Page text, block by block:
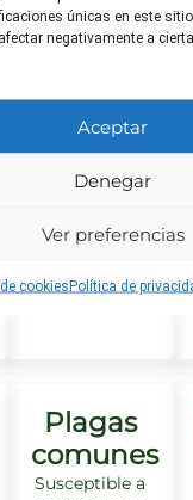
únicas en este
negativamente a
Aceptar
Denegar
Ver preferencias
cookiesPolítica de
Toxicidad
No tóxico
Plagas
comunes
Susceptible a